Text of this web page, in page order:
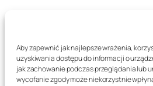
Aby zapewnić jak najlepsze wrażenia,
uzyskiwania dostępu do informacji o
jak zachowanie podczas przeglądania lub
wycofanie zgody może niekorzystnie